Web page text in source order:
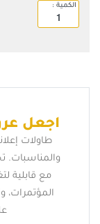
اجعل
طاولات
والمناسبات.
مع قابلية
المؤتمرات،